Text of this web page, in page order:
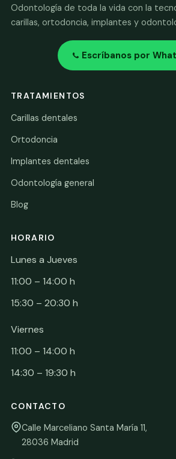
Odontología de toda la vida con la
carillas, ortodoncia, implantes y
Escríbanos por
TRATAMIENTOS
Carillas dentales
Ortodoncia
Implantes dentales
Odontología general
Blog
HORARIO
Lunes a Jueves
11:00 – 14:00 h
15:30 – 20:30 h
Viernes
11:00 – 14:00 h
14:30 – 19:30 h
CONTACTO
Calle Marceliano Santa María 11,
28036 Madrid